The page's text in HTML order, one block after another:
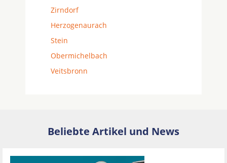
Zirndorf
Herzogenaurach
Stein
Obermichelbach
Veitsbronn
Beliebte Artikel und News